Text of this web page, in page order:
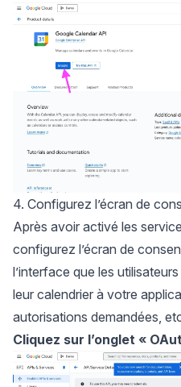
4. Configurez l’écran de
Après avoir activé les
configurez l’écran de
l’interface que les
leur calendrier à votre
autorisations demandées,
Cliquez sur l’onglet «